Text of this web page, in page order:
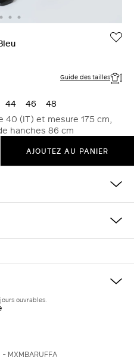
Guide des tailles
44 46
48
(IT) et mesure 175 cm,
hanches 86 cm
AJOUTEZ AU PANIER
ouvrables.
MXMBARUFFA